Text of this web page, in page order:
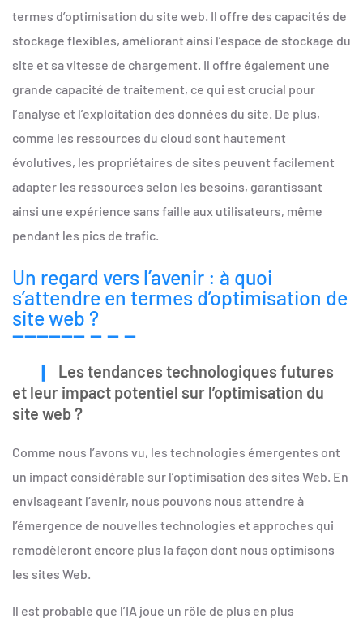
termes d’optimisation du site web. Il offre des capacités de
stockage flexibles, améliorant ainsi l’espace de stockage du
site et sa vitesse de chargement. Il offre également une
grande capacité de traitement, ce qui est crucial pour
l’analyse et l’exploitation des données du site. De plus,
comme les ressources du cloud sont hautement
évolutives, les propriétaires de sites peuvent facilement
adapter les ressources selon les besoins, garantissant
ainsi une expérience sans faille aux utilisateurs, même
pendant les pics de trafic.
Un regard vers l’avenir : à quoi
s’attendre en termes d’optimisation de
site web ?
Les tendances technologiques futures
et leur impact potentiel sur l’optimisation du
site web ?
Comme nous l’avons vu, les technologies émergentes ont
un impact considérable sur l’optimisation des sites Web. En
envisageant l’avenir, nous pouvons nous attendre à
l’émergence de nouvelles technologies et approches qui
remodèleront encore plus la façon dont nous optimisons
les sites Web.
Il est probable que l’IA joue un rôle de plus en plus